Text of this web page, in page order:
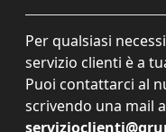
Per qualsiasi
servizio clienti è a
Puoi contattarci al
scrivendo una mail a